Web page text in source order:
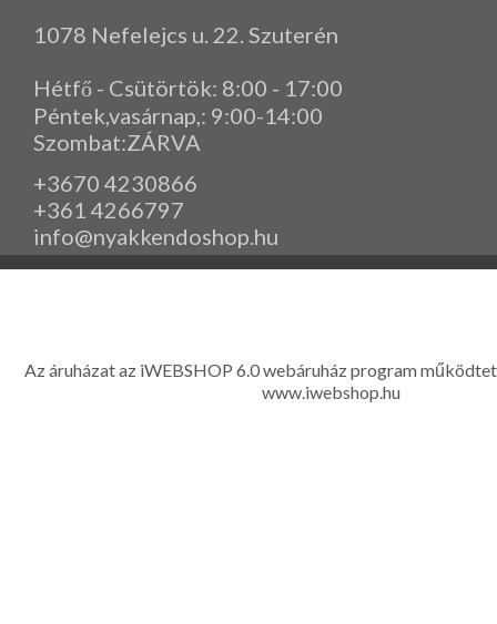
1078 Nefelejcs u. 22. Szuterén
Hétfő - Csütörtök: 8:00 - 17:00
Péntek,vasárnap, : 9:00-14:00
Szombat:ZÁRVA
+3670 4230866
+361 4266797
info@nyakkendoshop.hu
Az áruházat az iWEBSHOP 6.0 webáruház program
www.iwebshop.hu